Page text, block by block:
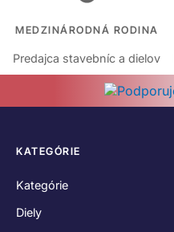
MEDZINÁRODNÁ RODINA
Predajca stavebníc a dielov
KATEGÓRIE
Kategórie
Diely